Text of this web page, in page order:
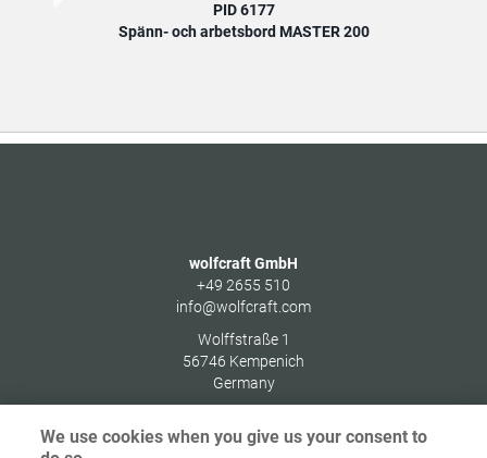
PID 6177
Spänn- och arbetsbord MASTER 200
wolfcraft GmbH
+49 2655 510
info@wolfcraft.com
Wolffstraße 1
56746 Kempenich
Germany
We use cookies when you give us your consent to